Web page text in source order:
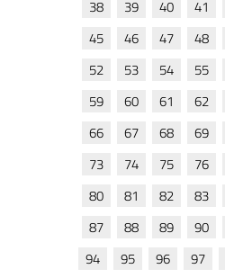
38
39 40 41
45
46 47 48
52
53 54 55
59
60 61 62
66
67 68 69
73
74 75 76
80
81 82 83
87
88 89 90
94
95 96 97